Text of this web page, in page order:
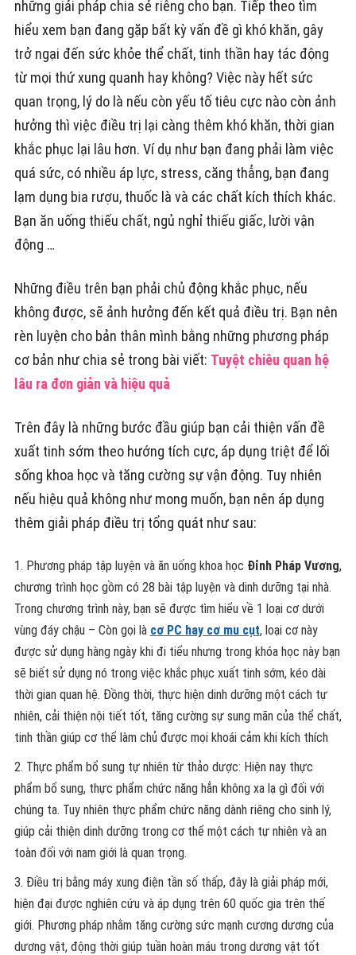
những giải pháp chia sẻ riêng cho bạn. Tiếp theo tìm
hiểu xem bạn đang gặp bất kỳ vấn đề gì khó khăn, gây
trở ngại đến sức khỏe thể chất, tinh thần hay tác động
từ mọi thứ xung quanh hay không? Việc này hết sức
quan trọng, lý do là nếu còn yếu tố tiêu cực nào còn ảnh
hưởng thì việc điều trị lại càng thêm khó khăn, thời gian
khắc phục lại lâu hơn. Ví dụ như bạn đang phải làm việc
quá sức, có nhiều áp lực, stress, căng thẳng, bạn đang
lạm dụng bia rượu, thuốc là và các chất kích thích khác.
Bạn ăn uống thiếu chất, ngủ nghỉ thiếu giấc, lười vận
động …
Những điều trên bạn phải chủ động khắc phục, nếu
không được, sẽ ảnh hưởng đến kết quả điều trị. Bạn nên
rèn luyện cho bản thân mình bằng những phương pháp
cơ bản như chia sẻ trong bài viết: Tuyệt chiêu quan hệ
lâu ra đơn giản và hiệu quả
Trên đây là những bước đầu giúp bạn cải thiện vấn đề
xuất tinh sớm theo hướng tích cực, áp dụng triệt để lối
sống khoa học và tăng cường sự vận động. Tuy nhiên
nếu hiệu quả không như mong muốn, bạn nên áp dụng
thêm giải pháp điều trị tổng quát như sau:
Phương pháp tập luyện và ăn uống khoa học Đỉnh Pháp Vương,
chương trình học gồm có 28 bài tập luyện và dinh dưỡng tại nhà.
Trong chương trình này, bạn sẽ được tìm hiểu về 1 loại cơ dưới
vùng đáy chậu – Còn gọi là cơ PC hay cơ mu cụt, loại cơ này
được sử dụng hàng ngày khi đi tiểu nhưng trong khóa học này bạn
sẽ biết sử dụng nó trong việc khắc phục xuất tinh sớm, kéo dài
thời gian quan hệ. Đồng thời, thực hiện dinh dưỡng một cách tự
nhiên, cải thiện nội tiết tốt, tăng cường sự sung mãn của thể chất,
tinh thần giúp cơ thể làm chủ được mọi khoái cảm khi kích thích
Thực phẩm bổ sung tự nhiên từ thảo dược: Hiện nay thực
phẩm bổ sung, thực phẩm chức năng hẳn không xa lạ gì đối với
chúng ta. Tuy nhiên thực phẩm chức năng dành riêng cho sinh lý,
giúp cải thiện dinh dưỡng trong cơ thể một cách tự nhiên và an
toàn đối với nam giới là quan trọng.
Điều trị bằng máy xung điện tần số thấp, đây là giải pháp mới,
hiện đại được nghiên cứu và áp dụng trên 60 quốc gia trên thế
giới. Phương pháp nhằm tăng cường sức mạnh cương dương của
dương vật, động thời giúp tuần hoàn máu trong dương vật tốt